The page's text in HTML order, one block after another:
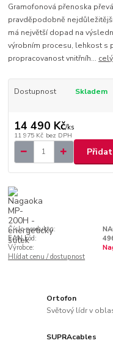
Gramofonová přenoska
pravděpodobně
má největší dopad na
výrobním procesu, lehkost s
propracovanost vnitřníh...
Dostupnost Skladem
14 490 Kč/ks
11 975 Kč bez DPH
Číslo produktu:
EAN kód:
Výrobce:
Hlídat cenu / dostupnost
Ortofon
Světový lídr v
SUPRAcables